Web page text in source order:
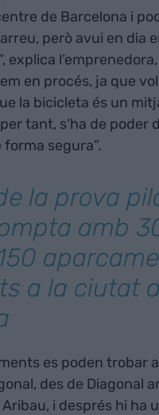
de Barcelona i
però avui en dia
explica
en procés, ja que
la bicicleta és un
tant, s’ha de poder
segura”.
la prova
amb
a la ciutat
es poden trobar
des de Diagonal
i després hi ha